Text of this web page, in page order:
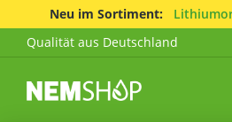
Neu im Sortiment:
Qualität aus Deutschland